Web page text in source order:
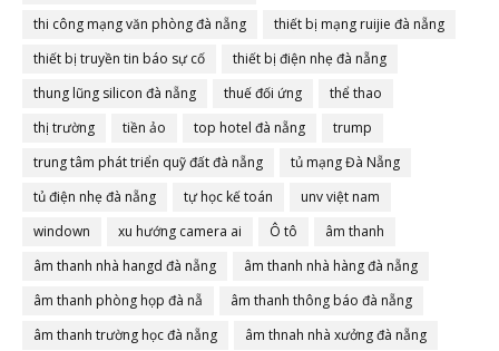
thi công mạng văn phòng đà nẵng
thiết bị mạng ruijie đà nẵng
thiết bị truyền tin báo sự cố
thiết bị điện nhẹ đà nẵng
thung lũng silicon đà nẵng
thuế đối ứng
thể thao
thị trường
tiền ảo top hotel đà nẵng
trump
trung tâm phát triển quỹ đất đà nẵng
tủ mạng Đà Nẵng
tủ điện nhẹ đà nẵng
tự học kế toán
unv việt nam
windown
xu hướng camera ai Ô tô
âm thanh
âm thanh nhà hangd đà nẵng
âm thanh nhà hàng đà nẵng
âm thanh phòng họp đà nẵ
âm thanh thông báo đà nẵng
âm thanh trường học đà nẵng
âm thnah nhà xưởng đà nẵng